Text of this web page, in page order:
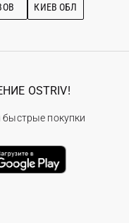
КИЕВ ОБЛ
OSTRIV!
покупки